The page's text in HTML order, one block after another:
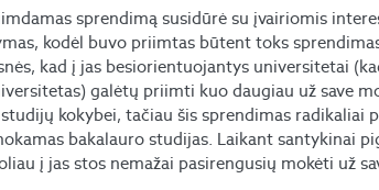
sprendimą susidūrė su įvairiomis
kodėl buvo priimtas būtent toks
kad į jas besiorientuojantys universitetai
galėtų priimti kuo daugiau už save
kokybei, tačiau šis sprendimas radikaliai
bakalauro studijas. Laikant santykinai
į jas stos nemažai pasirengusių mokėti už